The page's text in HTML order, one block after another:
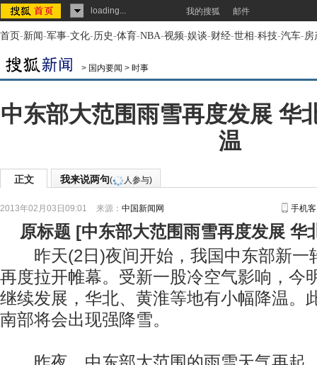
loading... 我的搜狐 邮件
首页-新闻-军事-文化-历史-体育-NBA-视频-娱谈-财经-世相-科技-汽车-房
> 国内要闻 > 时事
中东部大范围雨雪再度发展 华
温
正文 我来说两句( 人参与)
2013年02月03日09:01 来源： 中国新闻网 手机
原标题 [中东部大范围雨雪再度发展 华
昨天(2日)夜间开始，我国中东部新一
再度拉开帷幕。受新一股冷空气影响，今
继续发展，华北、黄淮等地有小幅降温。
南部将会出现强降雪。